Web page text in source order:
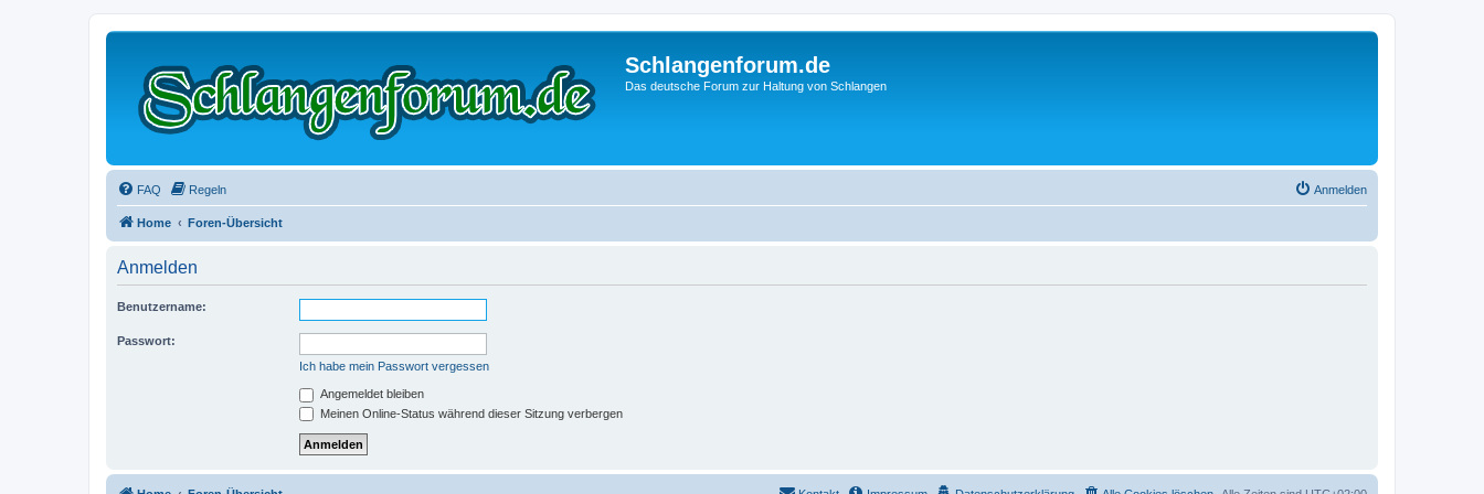
Schlangenforum.de
Das deutsche Forum zur Haltung von Schlangen
FAQ Regeln Anmelden
Home Foren-Übersicht
Anmelden
Benutzername:
Passwort:
Ich habe mein Passwort vergessen
Angemeldet bleiben
Meinen Online-Status während dieser Sitzung verbergen